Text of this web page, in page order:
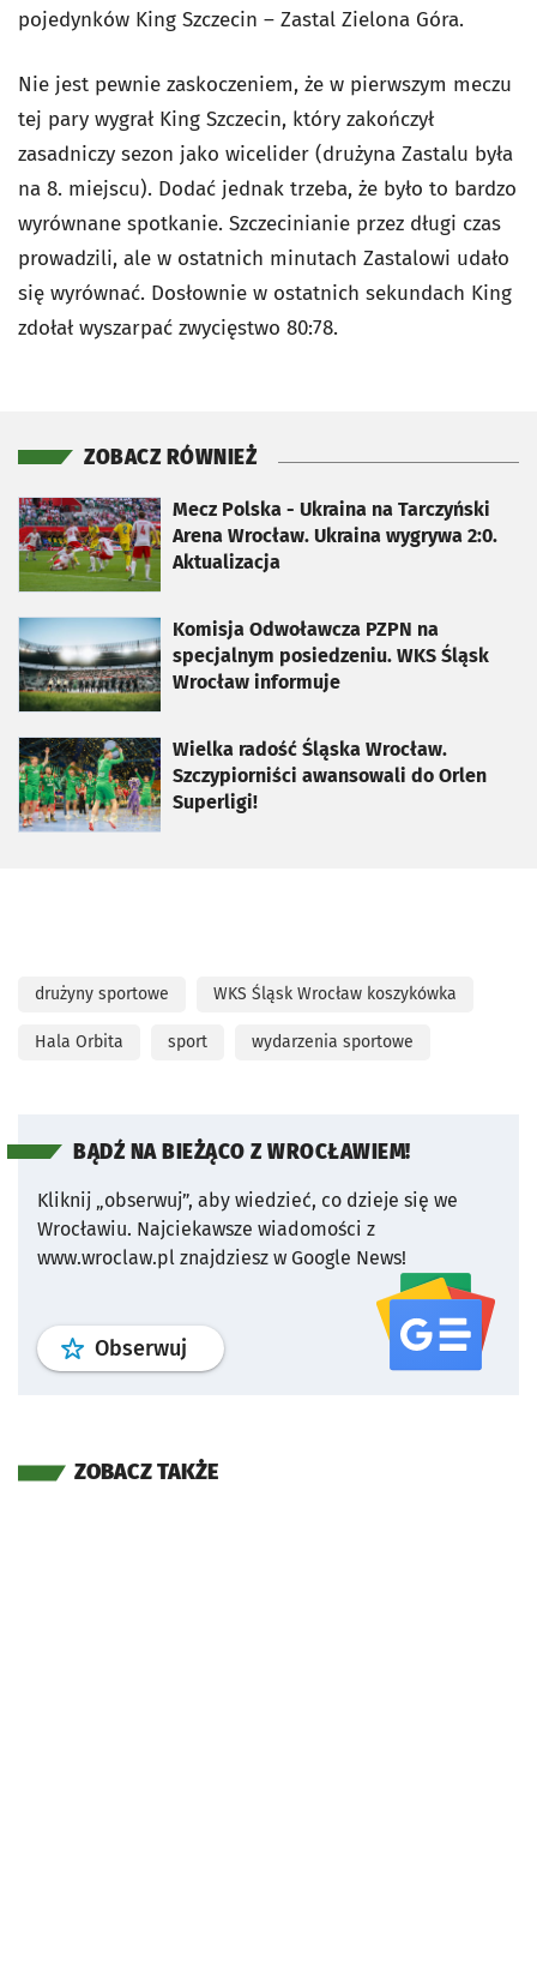
pojedynków King Szczecin – Zastal Zielona Góra.
Nie jest pewnie zaskoczeniem, że w pierwszym meczu
tej pary wygrał King Szczecin, który zakończył
zasadniczy sezon jako wicelider (drużyna Zastalu była
na 8. miejscu). Dodać jednak trzeba, że było to bardzo
wyrównane spotkanie. Szczecinianie przez długi czas
prowadzili, ale w ostatnich minutach Zastalowi udało
się wyrównać. Dosłownie w ostatnich sekundach King
zdołał wyszarpać zwycięstwo 80:78.
ZOBACZ RÓWNIEŻ
Mecz Polska - Ukraina na Tarczyński
Arena Wrocław. Ukraina wygrywa 2:0.
Aktualizacja
otworzy się w nowej karcie
Komisja Odwoławcza PZPN na
specjalnym posiedzeniu. WKS Śląsk
Wrocław informuje
otworzy się w nowej karcie
Wielka radość Śląska Wrocław.
Szczypiorniści awansowali do Orlen
Superligi!
otworzy się w nowej karcie
drużyny sportowe WKS Śląsk Wrocław koszykówka
Hala Orbita sport wydarzenia sportowe
BĄDŹ NA BIEŻĄCO Z WROCŁAWIEM!
Kliknij „obserwuj”, aby wiedzieć, co dzieje się we
Wrocławiu. Najciekawsze wiadomości z
www.wroclaw.pl znajdziesz w Google News!
Obserwuj profil serwisu
ZOBACZ TAKŻE